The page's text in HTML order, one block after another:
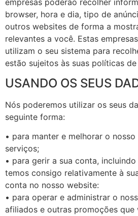
browser, hora e dia, tipo de
outros websites de forma a
relevantes a você. Estas
utilizam o seu sistema para
estão sujeitos às suas políticas
USANDO OS SEUS
Nós poderemos utilizar os seus
seguinte forma:
• para manter e melhorar o
serviços;
• para gerir a sua conta,
temos consigo relativamente à
conta no nosso website:
• para operar e administrar o
afiliados e outras promoções que